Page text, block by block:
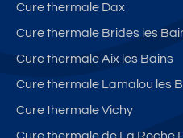
Cure thermale Dax
Cure thermale Brides les
Cure thermale Aix les Bains
Cure thermale Lamalou les
Cure thermale Vichy